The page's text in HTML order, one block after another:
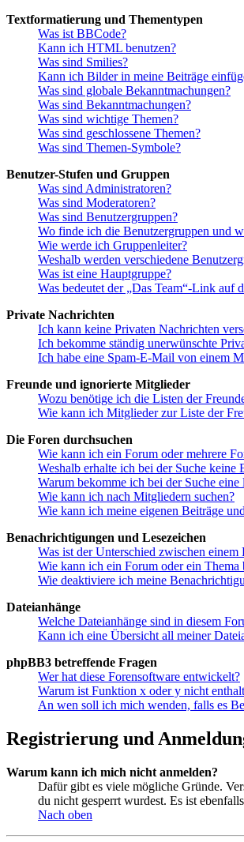
Textformatierung und Thementypen
Was ist BBCode?
Kann ich HTML benutzen?
Was sind Smilies?
Kann ich Bilder in meine Beiträge
Was sind globale Bekanntmachungen?
Was sind Bekanntmachungen?
Was sind wichtige Themen?
Was sind geschlossene Themen?
Was sind Themen-Symbole?
Benutzer-Stufen und Gruppen
Was sind Administratoren?
Was sind Moderatoren?
Was sind Benutzergruppen?
Wo finde ich die Benutzergruppen und
Wie werde ich Gruppenleiter?
Weshalb werden verschiedene
Was ist eine Hauptgruppe?
Was bedeutet der „Das Team“-Link auf
Private Nachrichten
Ich kann keine Privaten Nachrichten
Ich bekomme ständig unerwünschte
Ich habe eine Spam-E-Mail von einem
Freunde und ignorierte Mitglieder
Wozu benötige ich die Listen der
Wie kann ich Mitglieder zur Liste der
Die Foren durchsuchen
Wie kann ich ein Forum oder mehrere
Weshalb erhalte ich bei der Suche keine
Warum bekomme ich bei der Suche eine
Wie kann ich nach Mitgliedern suchen?
Wie kann ich meine eigenen Beiträge
Benachrichtigungen und Lesezeichen
Was ist der Unterschied zwischen
Wie kann ich ein Forum oder ein Thema
Wie deaktiviere ich meine
Dateianhänge
Welche Dateianhänge sind in diesem
Kann ich eine Übersicht all meiner
phpBB3 betreffende Fragen
Wer hat diese Forensoftware entwickelt?
Warum ist Funktion x oder y nicht
An wen soll ich mich wenden, falls es
Registrierung und
Warum kann ich mich nicht anmelden?
Dafür gibt es viele mögliche Gründe.
du nicht gesperrt wurdest. Es ist
Nach oben